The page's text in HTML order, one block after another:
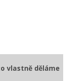
vlastně děláme